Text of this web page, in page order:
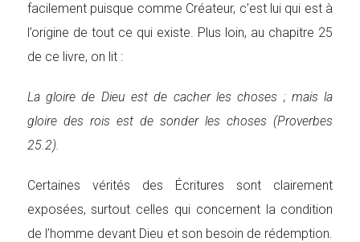
facilement puisque comme Créateur, c’est lui qui est à
l’origine de tout ce qui existe. Plus loin, au chapitre 25
de ce livre, on lit :
La gloire de Dieu est de cacher les choses ; mais la
gloire des rois est de sonder les choses (Proverbes
25.2).
Certaines vérités des Écritures sont clairement
exposées, surtout celles qui concernent la condition
de l’homme devant Dieu et son besoin de rédemption.